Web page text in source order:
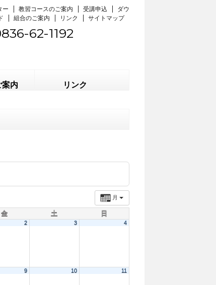
ー 教習コースのご案内 受講申込
ダウ
組合のご案内 リンク サイトマップ
62-1192
案内 リンク
月
金 土 日
2 3 4
9 10 11